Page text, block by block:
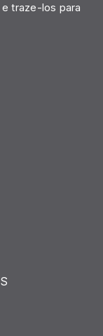
traze-los para